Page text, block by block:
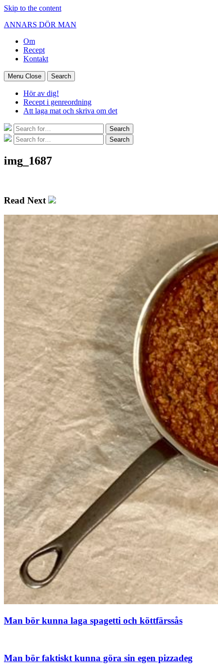
Skip to the content
ANNARS DÖR MAN
Om
Recept
Kontakt
Menu Close Search
Hör av dig!
Recept i genreordning
Att laga mat och skriva om det
Search
for:
Search
Search
for:
Search
img_1687
Read Next
Man bör kunna laga spagetti och köttfärssås
Man bör faktiskt kunna göra sin egen pizzadeg